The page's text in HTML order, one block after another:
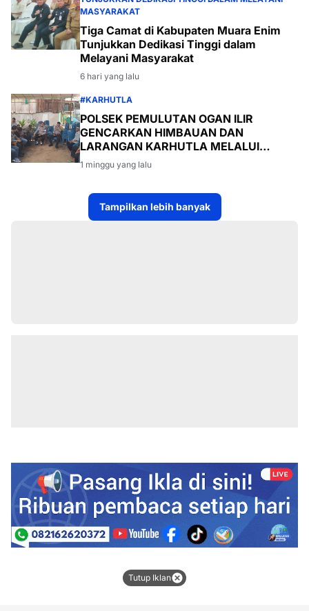
MASYARAKAT
Tiga Camat di Kabupaten Muara Enim
Tunjukkan Dedikasi Tinggi dalam
Melayani Masyarakat
6 hari yang lalu
#KARHUTLA
POLSEK PEMULUTAN OGAN ILIR
GENCARKAN HIMBAUAN DAN
LARANGAN KARHUTLA MELALUI
PROGRAM TSKD (TOURING SAMBANG
KE DESA-DESA
1 minggu yang lalu
Tampilkan lebih banyak
Tutup Iklan